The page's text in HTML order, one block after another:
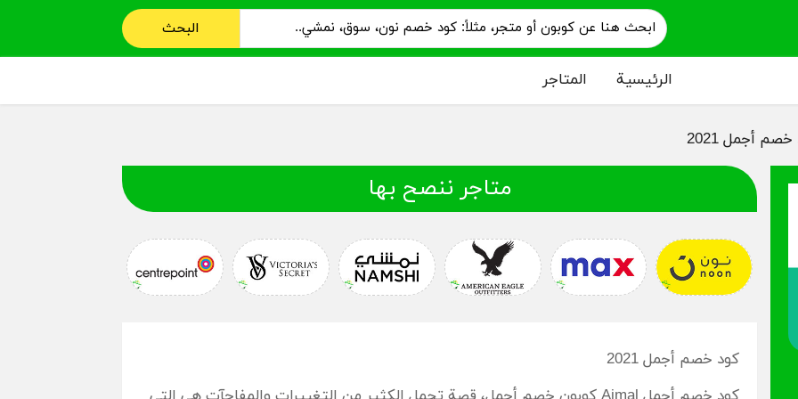
البحث
الرئيسية المتاجر
أجمل 2021
متاجر ننصح بها
كود خصم أجمل 2021